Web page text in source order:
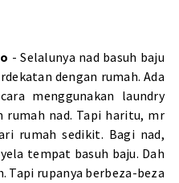
- Selalunya nad basuh baju
dengan rumah. Ada
menggunakan laundry
rumah nad. Tapi haritu, mr
rumah sedikit. Bagi nad,
tempat basuh baju. Dah
Tapi rupanya berbeza-beza